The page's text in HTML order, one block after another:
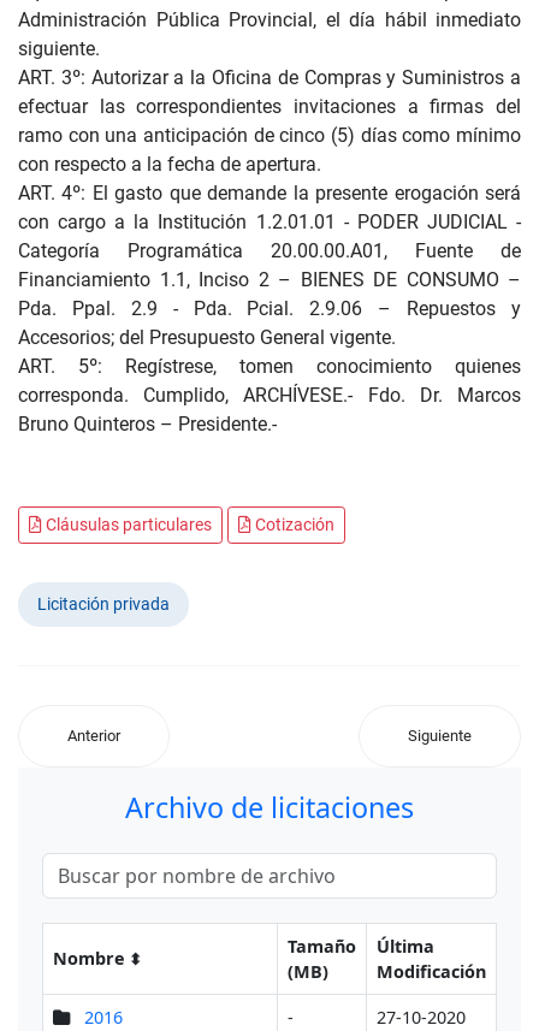
Administración Pública Provincial, el día hábil inmediato
siguiente.
ART. 3º: Autorizar a la Oficina de Compras y Suministros a
efectuar las correspondientes invitaciones a firmas del
ramo con una anticipación de cinco (5) días como mínimo
con respecto a la fecha de apertura.
ART. 4º: El gasto que demande la presente erogación será
con cargo a la Institución 1.2.01.01 - PODER JUDICIAL -
Categoría Programática 20.00.00.A01, Fuente de
Financiamiento 1.1, Inciso 2 – BIENES DE CONSUMO –
Pda. Ppal. 2.9 - Pda. Pcial. 2.9.06 – Repuestos y
Accesorios; del Presupuesto General vigente.
ART. 5º: Regístrese, tomen conocimiento quienes
corresponda. Cumplido, ARCHÍVESE.- Fdo. Dr. Marcos
Bruno Quinteros – Presidente.-
Cláusulas particulares Cotización
Licitación privada
Anterior Siguiente